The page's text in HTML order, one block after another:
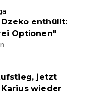
enthüllt:
Optionen"
jetzt
Karius wieder